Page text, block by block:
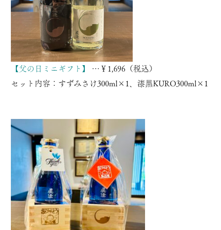
【父の日ミニギフト】 …￥1,696（税込）
セット内容： すずみさけ300ml ×1、 漆黒KURO300ml ×1